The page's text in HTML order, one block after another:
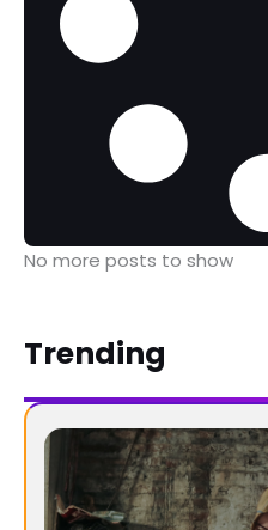
No more posts to show
Trending